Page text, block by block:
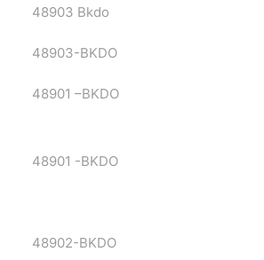
48903 Bkdo
48903-BKDO
48901 –BKDO
48901 -BKDO
48902-BKDO